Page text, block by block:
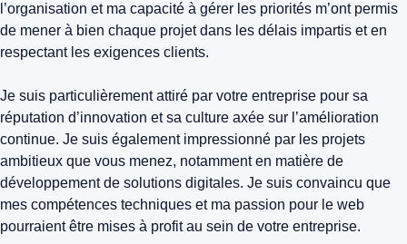
l’organisation et ma capacité à gérer les priorités m’ont permis
de mener à bien chaque projet dans les délais impartis et en
respectant les exigences clients.
Je suis particulièrement attiré par votre entreprise pour sa
réputation d’innovation et sa culture axée sur l’amélioration
continue. Je suis également impressionné par les projets
ambitieux que vous menez, notamment en matière de
développement de solutions digitales. Je suis convaincu que
mes compétences techniques et ma passion pour le web
pourraient être mises à profit au sein de votre entreprise.